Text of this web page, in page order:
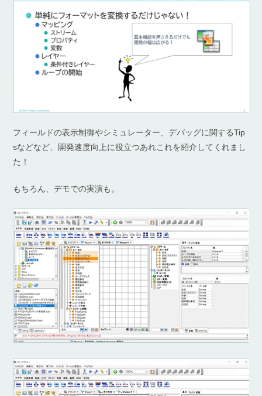
フィールドの表示制御やシミュレーター、デバッグに関するTip
sなどなど、開発速度向上に役立つあれこれを紹介してくれまし
た！
もちろん、デモでの実演も。